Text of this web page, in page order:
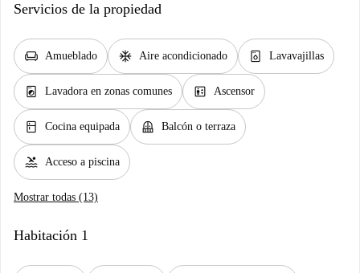
Servicios de la propiedad
chair Amueblado ac_unit Aire acondicionado dishwasher_gen Lavavajillas
local_laundry_service Lavadora en zonas comunes elevator Ascensor
kitchen Cocina equipada balcony Balcón o terraza
pool Acceso a piscina
Mostrar todas (13)
Habitación 1